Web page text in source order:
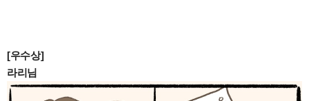
[우수상]
라리님